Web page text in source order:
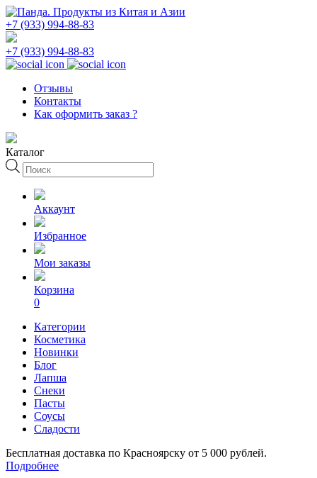
+7 (933) 994-88-83
+7 (933) 994-88-83
Отзывы
Контакты
Как оформить заказ ?
Каталог
Поиск
товаров
Аккаунт
Избранное
Мои заказы
Корзина
0
Категории
Косметика
Новинки
Блог
Лапша
Снеки
Пасты
Соусы
Сладости
Бесплатная доставка по Красноярску от 5 000 рублей.
Подробнее